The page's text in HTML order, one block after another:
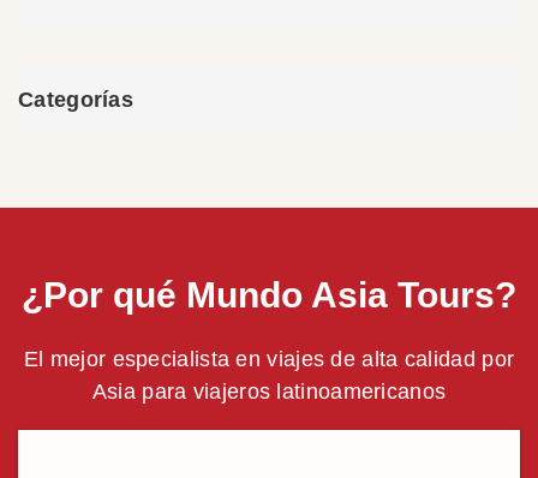
Categorías
¿Por qué Mundo Asia Tours?
El mejor especialista en viajes de alta calidad por
Asia para viajeros latinoamericanos